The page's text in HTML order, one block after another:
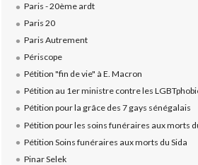
Paris - 20ème ardt
Paris 20
Paris Autrement
Périscope
Pétition "fin de vie" à E. Macron
Pétition au 1er ministre contre les
Pétition pour la grâce des 7 gays sénégalais
Pétition pour les soins funéraires aux morts
Pétition Soins funéraires aux morts du Sida
Pinar Selek